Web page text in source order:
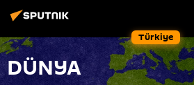
Türkiye
DÜNYA